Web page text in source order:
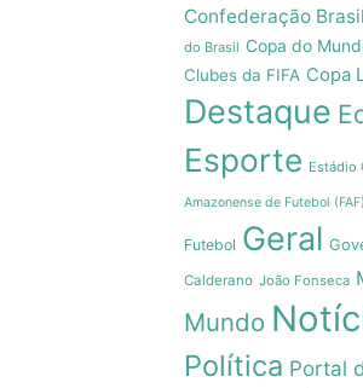
Confederação
do Brasil Copa do
Clubes da FIFA Copa
Destaque
Esporte Estádio
Amazonense de Futebol (FAF)
Futebol Geral
Calderano João Fonseca
Mundo
Política Portal